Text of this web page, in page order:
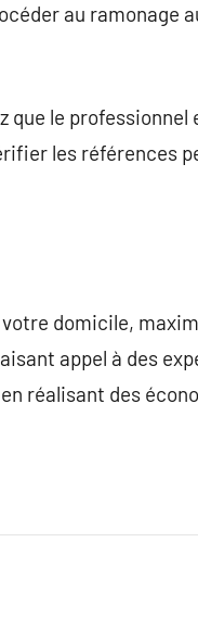
au ramonage
que le professionnel
les références
domicile,
appel à des
réalisant des